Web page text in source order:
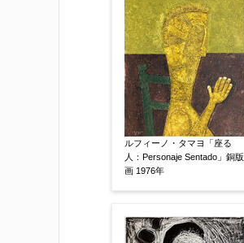
その他 【任意】
ルフィーノ・タマヨ「座る
人：Personaje Sentado」銅版
画 1976年